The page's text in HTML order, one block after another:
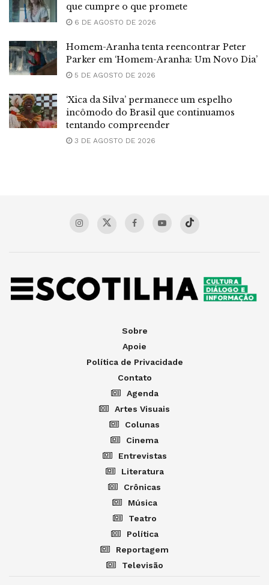
que cumpre o que promete
6 DE AGOSTO DE 2026
Homem-Aranha tenta reencontrar Peter
Parker em ‘Homem-Aranha: Um Novo Dia’
5 DE AGOSTO DE 2026
‘Xica da Silva’ permanece um espelho
incômodo do Brasil que continuamos
tentando compreender
3 DE AGOSTO DE 2026
Sobre
Apoie
Política de Privacidade
Contato
Agenda
Artes Visuais
Colunas
Cinema
Entrevistas
Literatura
Crônicas
Música
Teatro
Política
Reportagem
Televisão